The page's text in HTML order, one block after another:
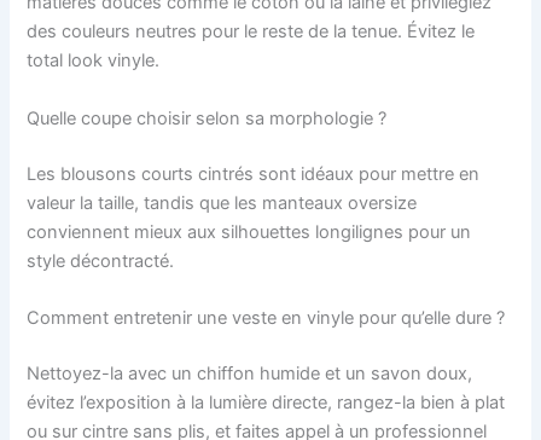
des couleurs neutres pour le reste de la tenue. Évitez le
total look vinyle.
Quelle coupe choisir selon sa morphologie ?
Les blousons courts cintrés sont idéaux pour mettre en
valeur la taille, tandis que les manteaux oversize
conviennent mieux aux silhouettes longilignes pour un
style décontracté.
Comment entretenir une veste en vinyle pour qu’elle dure ?
Nettoyez-la avec un chiffon humide et un savon doux,
évitez l’exposition à la lumière directe, rangez-la bien à plat
ou sur cintre sans plis, et faites appel à un professionnel